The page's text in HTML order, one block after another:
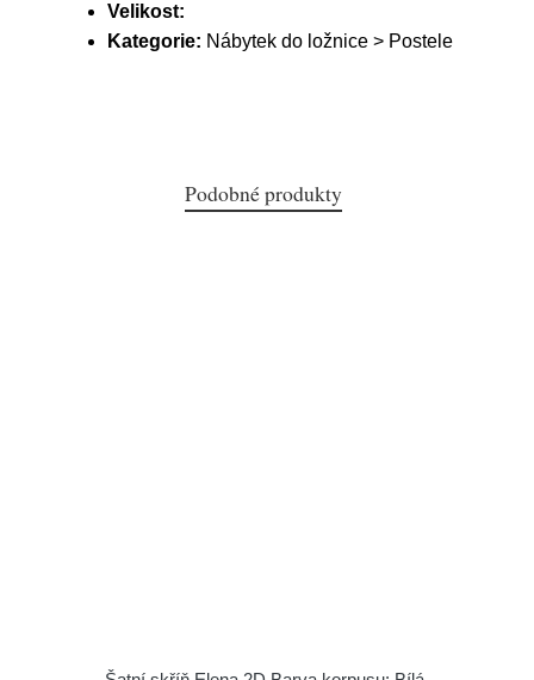
Velikost:
Kategorie: Nábytek do ložnice > Postele
Podobné produkty